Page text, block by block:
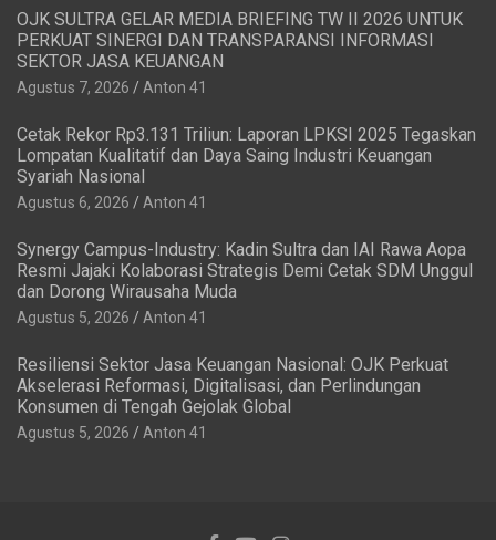
OJK SULTRA GELAR MEDIA BRIEFING TW II 2026 UNTUK
PERKUAT SINERGI DAN TRANSPARANSI INFORMASI
SEKTOR JASA KEUANGAN
Agustus 7, 2026 Anton 41
Cetak Rekor Rp3.131 Triliun: Laporan LPKSI 2025 Tegaskan
Lompatan Kualitatif dan Daya Saing Industri Keuangan
Syariah Nasional
Agustus 6, 2026 Anton 41
Synergy Campus-Industry: Kadin Sultra dan IAI Rawa Aopa
Resmi Jajaki Kolaborasi Strategis Demi Cetak SDM Unggul
dan Dorong Wirausaha Muda
Agustus 5, 2026 Anton 41
Resiliensi Sektor Jasa Keuangan Nasional: OJK Perkuat
Akselerasi Reformasi, Digitalisasi, dan Perlindungan
Konsumen di Tengah Gejolak Global
Agustus 5, 2026 Anton 41